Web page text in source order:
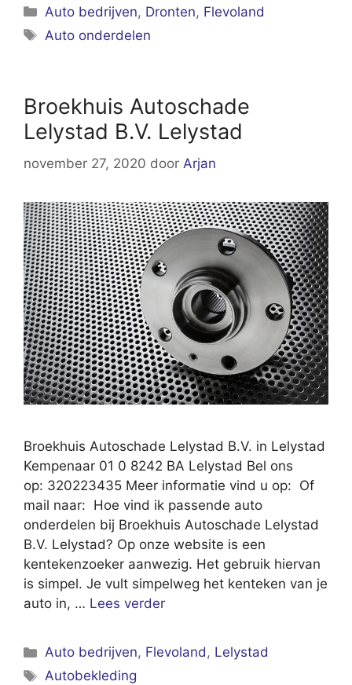
Categorieën
Auto bedrijven, Dronten, Flevoland
Tags
Auto onderdelen
Broekhuis Autoschade
Lelystad B.V. Lelystad
november 27, 2020 door Arjan
Broekhuis Autoschade Lelystad B.V. in Lelystad
Kempenaar 01 0 8242 BA Lelystad Bel ons
op: 320223435 Meer informatie vind u op: Of
mail naar: Hoe vind ik passende auto
onderdelen bij Broekhuis Autoschade Lelystad
B.V. Lelystad? Op onze website is een
kentekenzoeker aanwezig. Het gebruik hiervan
is simpel. Je vult simpelweg het kenteken van je
auto in, … Lees verder
Categorieën
Auto bedrijven, Flevoland, Lelystad
Tags
Autobekleding